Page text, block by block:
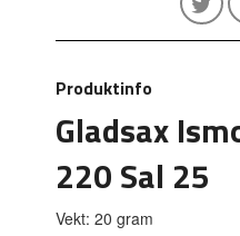
Produktinfo
Gladsax
220 Sal 25
Vekt: 20 gram